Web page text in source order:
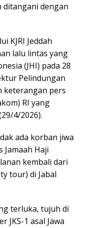
ditangani dengan
KJRI Jeddah
lalu lintas yang
(JHI) pada 28
Pelindungan
keterangan pers
RI yang
4/2026).
ada korban jiwa
Jamaah Haji
kembali dari
tour) di Jabal
terluka, tujuh di
JKS-1 asal Jawa